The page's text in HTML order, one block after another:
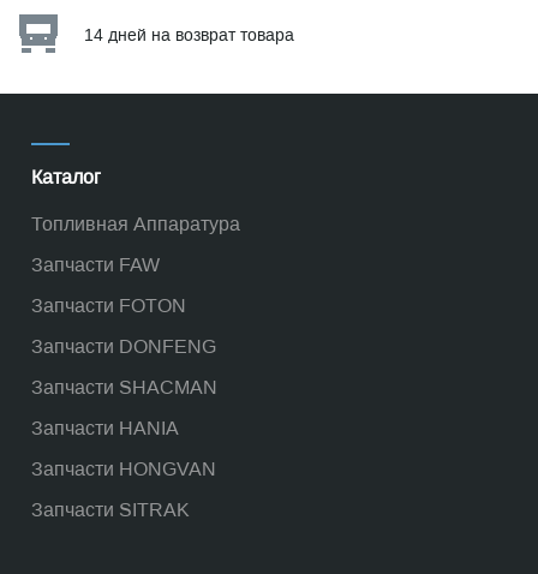
14 дней на возврат товара
Каталог
Топливная Аппаратура
Запчасти FAW
Запчасти FOTON
Запчасти DONFENG
Запчасти SHACMAN
Запчасти HANIA
Запчасти HONGVAN
Запчасти SITRAK